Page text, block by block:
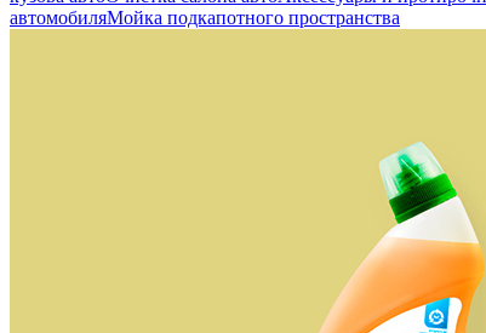
автомобиляМойка подкапотного пространства